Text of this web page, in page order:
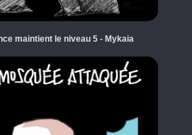
maintient le niveau 5 - Mykaia